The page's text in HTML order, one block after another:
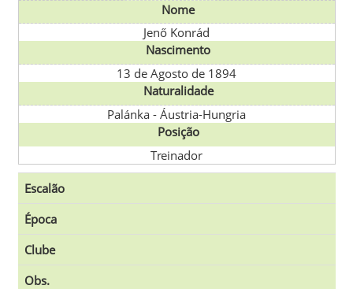
Nome
Jenő Konrád
Nascimento
13 de Agosto de 1894
Naturalidade
Palánka - Áustria-Hungria
Posição
Treinador
Escalão
Época
Clube
Obs.